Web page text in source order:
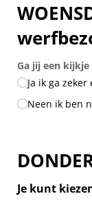
Ga jij een
Ja ik ga
Neen ik ben
Je kunt